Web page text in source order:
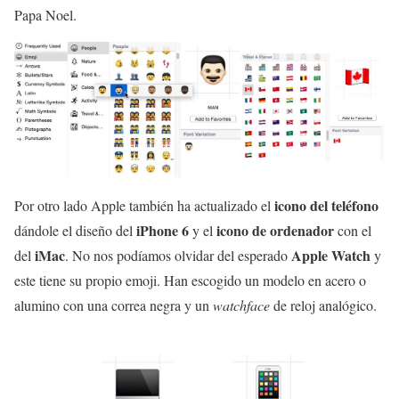
Papa Noel.
Por otro lado Apple también ha actualizado el icono del teléfono
dándole el diseño del iPhone 6y el icono de ordenadorcon el
del iMac. No nos podíamos olvidar del esperadoApple Watchy
este tiene su propio emoji. Han escogido un modelo en acero o
alumino con una correa negra y un watchfacede reloj analógico.